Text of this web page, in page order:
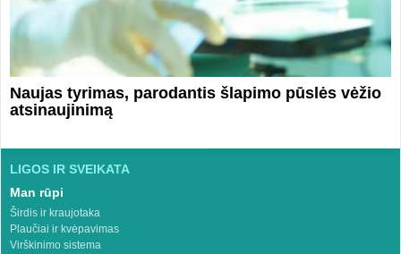
Naujas tyrimas, parodantis šlapimo pūslės vėžio
atsinaujinimą
LIGOS IR SVEIKATA
Man rūpi
Širdis ir kraujotaka
Plaučiai ir kvėpavimas
Virškinimo sistema